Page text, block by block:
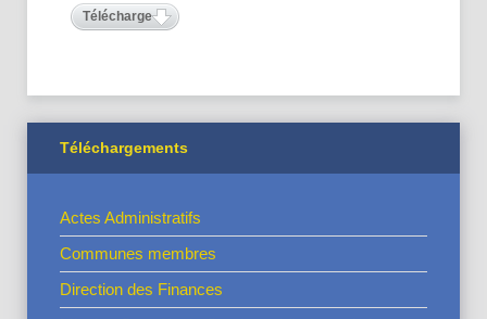
Télécharger
Téléchargements
Actes Administratifs
Communes membres
Direction des Finances